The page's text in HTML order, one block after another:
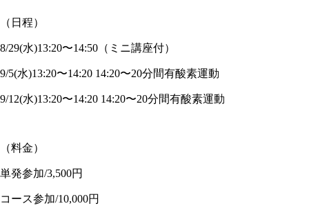
（日程）
8/29(水)13:20〜14:50（ミニ講座付）
9/5(水)13:20〜14:20 14:20〜20分間有酸素運動
9/12(水)13:20〜14:20 14:20〜20分間有酸素運動
（料金）
単発参加/3,500円
コース参加/10,000円